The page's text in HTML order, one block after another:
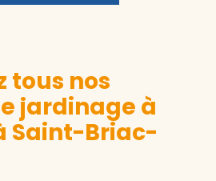
tous nos
jardinage à
Saint-Briac-